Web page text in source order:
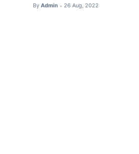
By Admin • 26 Aug, 2022